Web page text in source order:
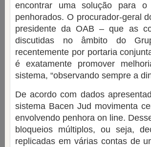
encontrar uma solução para
penhorados. O procurador-geral
presidente da OAB – que as
discutidas no âmbito do
recentemente por portaria
é exatamente promover
sistema, “observando sempre a
De acordo com dados
sistema Bacen Jud movimenta
envolvendo penhora on line.
bloqueios múltiplos, ou seja,
replicadas em várias contas de